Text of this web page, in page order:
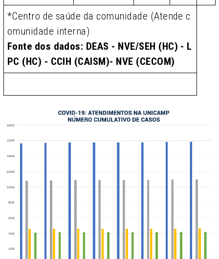
*Centro de saúde da comunidade (Atende c
omunidade interna)
Fonte dos dados: DEAS - NVE/SEH (HC) - L
PC (HC) - CCIH (CAISM)- NVE (CECOM)